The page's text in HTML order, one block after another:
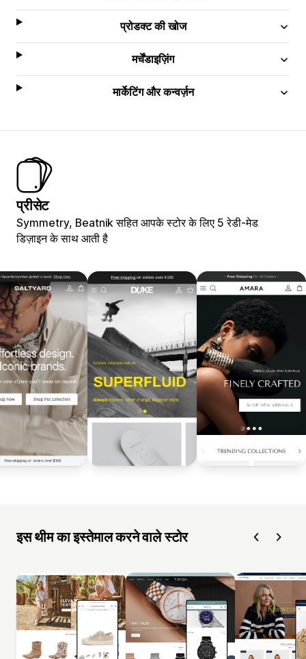
प्रोडक्ट की खोज
मर्चेंडाइज़िंग
मार्केटिंग और कन्वर्ज़न
प्रीसेट
Symmetry, Beatnik सहित आपके स्टोर के लिए 5 रेडी-मेड
डिज़ाइन के साथ आती है
इस थीम का इस्तेमाल करने वाले स्टोर